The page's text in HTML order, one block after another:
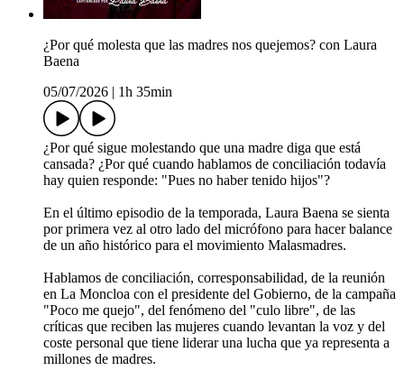
¿Por qué molesta que las madres nos quejemos? con Laura
Baena
05/07/2026
1h 35min
¿Por qué sigue molestando que una madre diga que está
cansada? ¿Por qué cuando hablamos de conciliación todavía
hay quien responde: "Pues no haber tenido hijos"?
En el último episodio de la temporada, Laura Baena se sienta
por primera vez al otro lado del micrófono para hacer balance
de un año histórico para el movimiento Malasmadres.
Hablamos de conciliación, corresponsabilidad, de la reunión
en La Moncloa con el presidente del Gobierno, de la campaña
"Poco me quejo", del fenómeno del "culo libre", de las
críticas que reciben las mujeres cuando levantan la voz y del
coste personal que tiene liderar una lucha que ya representa a
millones de madres.